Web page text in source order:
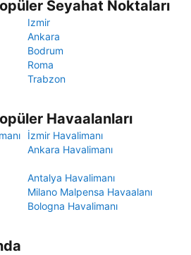
Seyahat Noktaları
Izmir
Ankara
Bodrum
Roma
Trabzon
Havaalanları
İzmir Havalimanı
Ankara Havalimanı
Antalya Havalimanı
Milano Malpensa Havaalanı
Bologna Havalimanı